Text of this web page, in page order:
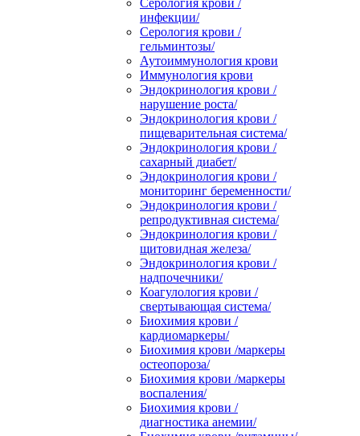
Серология крови /
инфекции/
Серология крови /
гельминтозы/
Аутоиммунология крови
Иммунология крови
Эндокринология крови /
нарушение роста/
Эндокринология крови /
пищеварительная система/
Эндокринология крови /
сахарный диабет/
Эндокринология крови /
мониторинг беременности/
Эндокринология крови /
репродуктивная система/
Эндокринология крови /
щитовидная железа/
Эндокринология крови /
надпочечники/
Коагулология крови /
свертывающая система/
Биохимия крови /
кардиомаркеры/
Биохимия крови /маркеры
остеопороза/
Биохимия крови /маркеры
воспаления/
Биохимия крови /
диагностика анемии/